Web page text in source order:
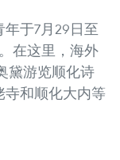
于7月29日至
在这里，海外
黛游览顺化诗
寺和顺化大内等